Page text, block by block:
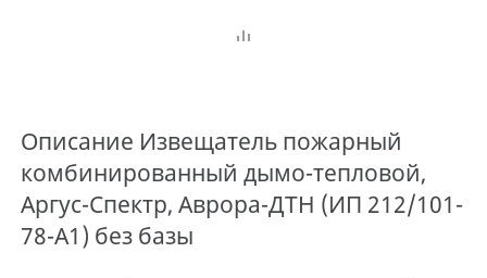
Описание Извещатель пожарный
комбинированный дымо-тепловой,
Аргус-Спектр, Аврора-ДТН (ИП 212/101-
78-А1) без базы